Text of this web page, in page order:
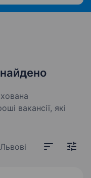
вакансії, які